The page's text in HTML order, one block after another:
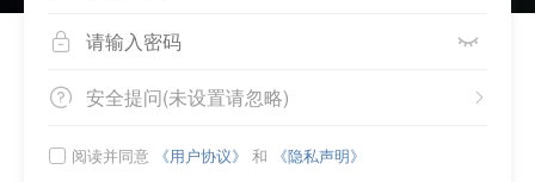
 
 
安全提问(未设置请忽略)
 阅读并同意 《用户协议》 和 《隐私声明》